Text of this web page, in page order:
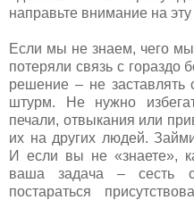
направьте внимание на
Если мы не знаем, чего
потеряли связь с
решение – не заставлять
штурм. Не нужно
печали, отвыкания или
их на других людей.
И если вы не «знаете»,
ваша задача – сесть
постараться